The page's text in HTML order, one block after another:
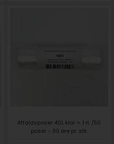
Affaldsposer 40L klar = 1 rl. /50
poser - 30 øre pr. stk.